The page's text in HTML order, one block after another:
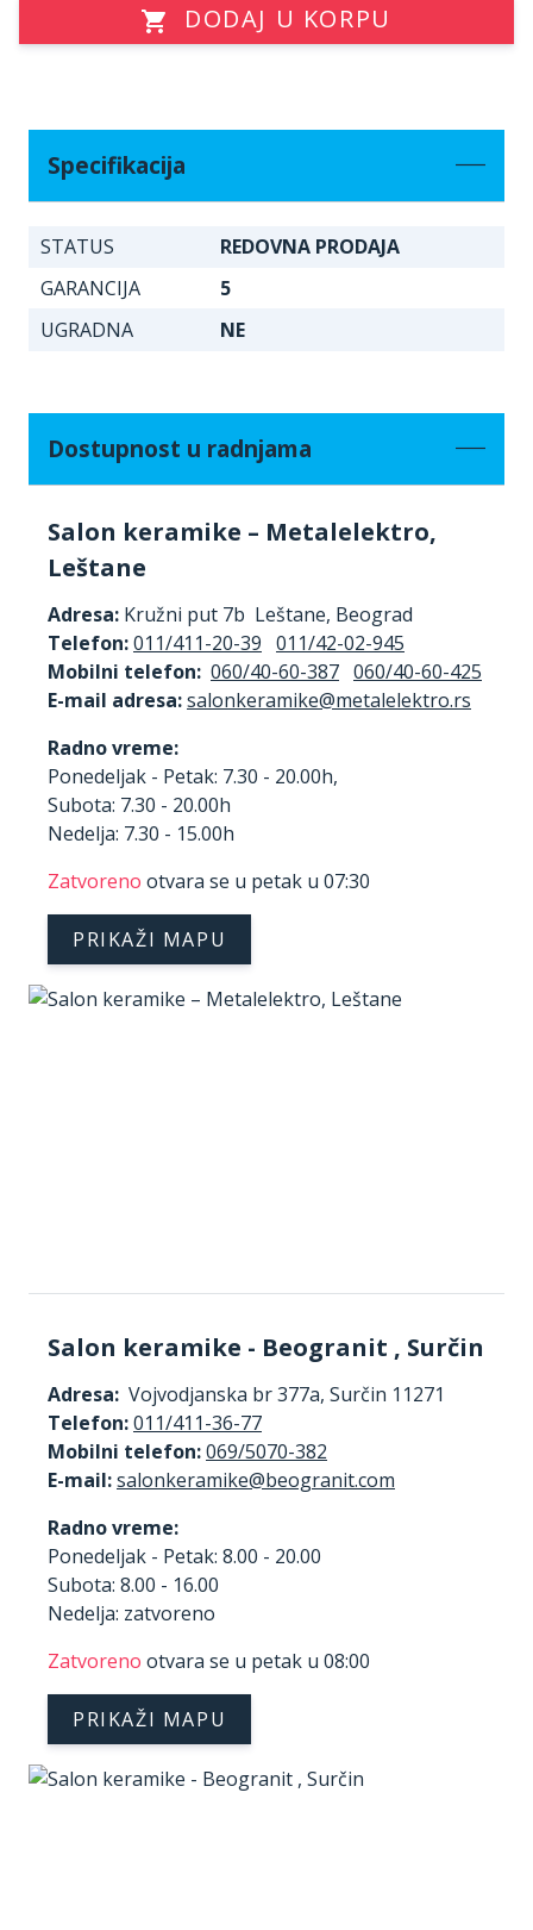
DODAJ U KORPU
Specifikacija
STATUS
REDOVNA PRODAJA
GARANCIJA
5
UGRADNA
NE
Dostupnost u radnjama
Salon keramike – Metalelektro,
Leštane
Adresa: Kružni put 7b Leštane, Beograd
Telefon:011/411-20-39 011/42-02-945
Mobilni telefon: 060/40-60-387 060/40-60-425
E-mail adresa:
Radno vreme:
Ponedeljak - Petak: 7.30 - 20.00h,
Subota: 7.30 - 20.00h
Nedelja: 7.30 - 15.00h
Zatvoreno otvara se u petak u 07:30
PRIKAŽI MAPU
Salon keramike - Beogranit , Surčin
Adresa: Vojvodjanska br 377a, Surčin 11271
Telefon:011/411-36-77
Mobilni telefon:069/5070-382
E-mail:
Radno vreme:
Ponedeljak - Petak: 8.00 - 20.00
Subota: 8.00 - 16.00
Nedelja: zatvoreno
Zatvoreno otvara se u petak u 08:00
PRIKAŽI MAPU